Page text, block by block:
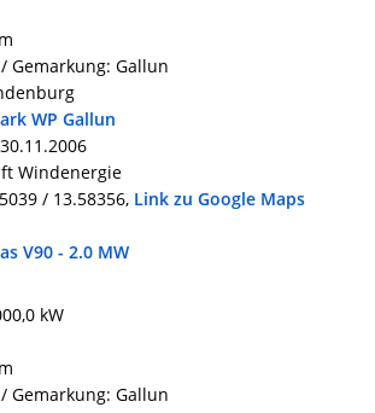
Gemarkung: Gallun
WP Gallun
Windenergie
/ 13.58356, Link zu Google Maps
V90 - 2.0 MW
kW
Gemarkung: Gallun